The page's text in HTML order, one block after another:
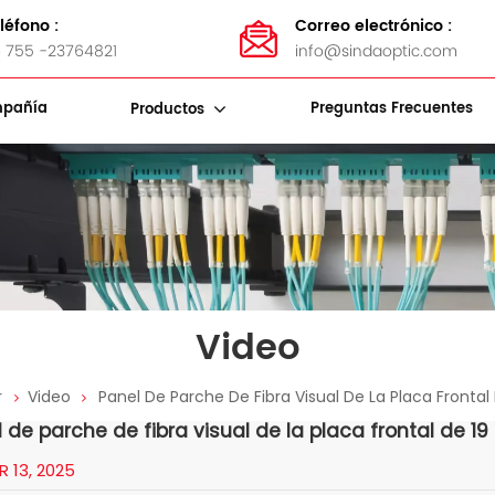
:
755 -23764821
Correo electrónico :
info@sindaoptic.com
Productos Preguntas Frecuentes
Video
Video Panel De Parche De Fibra Visual De La Placa Frontal
de parche de fibra visual de la placa frontal de 19
13, 2025